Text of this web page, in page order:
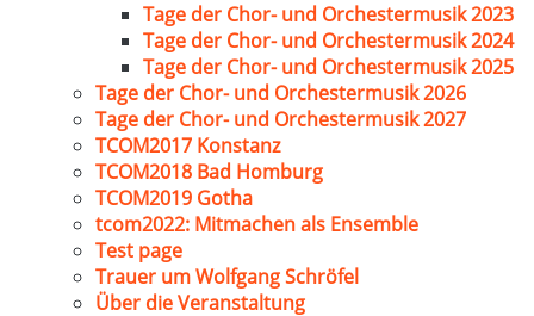
Tage der Chor- und Orchestermusik 2023
Tage der Chor- und Orchestermusik 2024
Tage der Chor- und Orchestermusik 2025
Tage der Chor- und Orchestermusik 2026
Tage der Chor- und Orchestermusik 2027
TCOM2017 Konstanz
TCOM2018 Bad Homburg
TCOM2019 Gotha
tcom2022: Mitmachen als Ensemble
Test page
Trauer um Wolfgang Schröfel
Über die Veranstaltung